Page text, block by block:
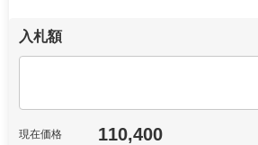
入札額
現在価格 110,400